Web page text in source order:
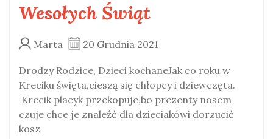
Wesołych Świąt
Marta 20 Grudnia 2021
Drodzy Rodzice, Dzieci kochaneJak co roku w
Kreciku święta,cieszą się chłopcy i dziewczęta.
Krecik placyk przekopuje,bo prezenty nosem
czuje chce je znaleźć dla dzieciakówi dorzucić
kosz